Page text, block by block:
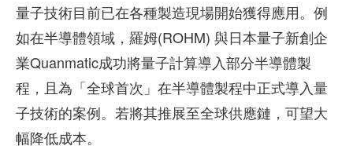
量子技術目前已在各種製造現場開始獲得應用。例
如在半導體領域，羅姆(ROHM) 與日本量子新創企
業Quanmatic成功將量子計算導入部分半導體製
程，且為「全球首次」在半導體製程中正式導入量
子技術的案例。若將其推展至全球供應鏈，可望大
幅降低成本。